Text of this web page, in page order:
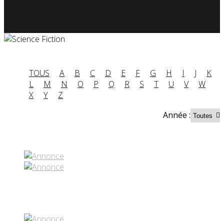
TOUS A B C D E F G H I J
K
L
M N O P Q R S T U V
W
X
Y
Z
Année :